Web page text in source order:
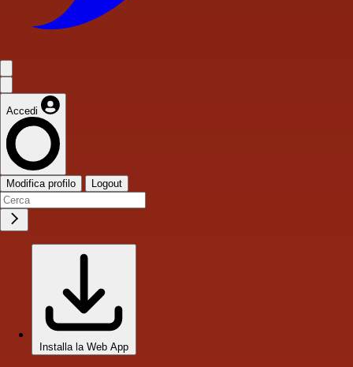
Accedi
Modifica profilo Logout
Installa la Web App